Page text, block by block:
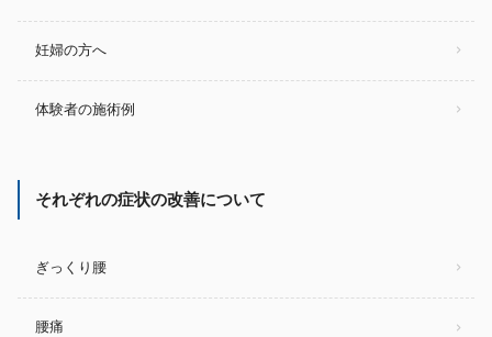
妊婦の方へ
体験者の施術例
それぞれの症状の改善について
ぎっくり腰
腰痛